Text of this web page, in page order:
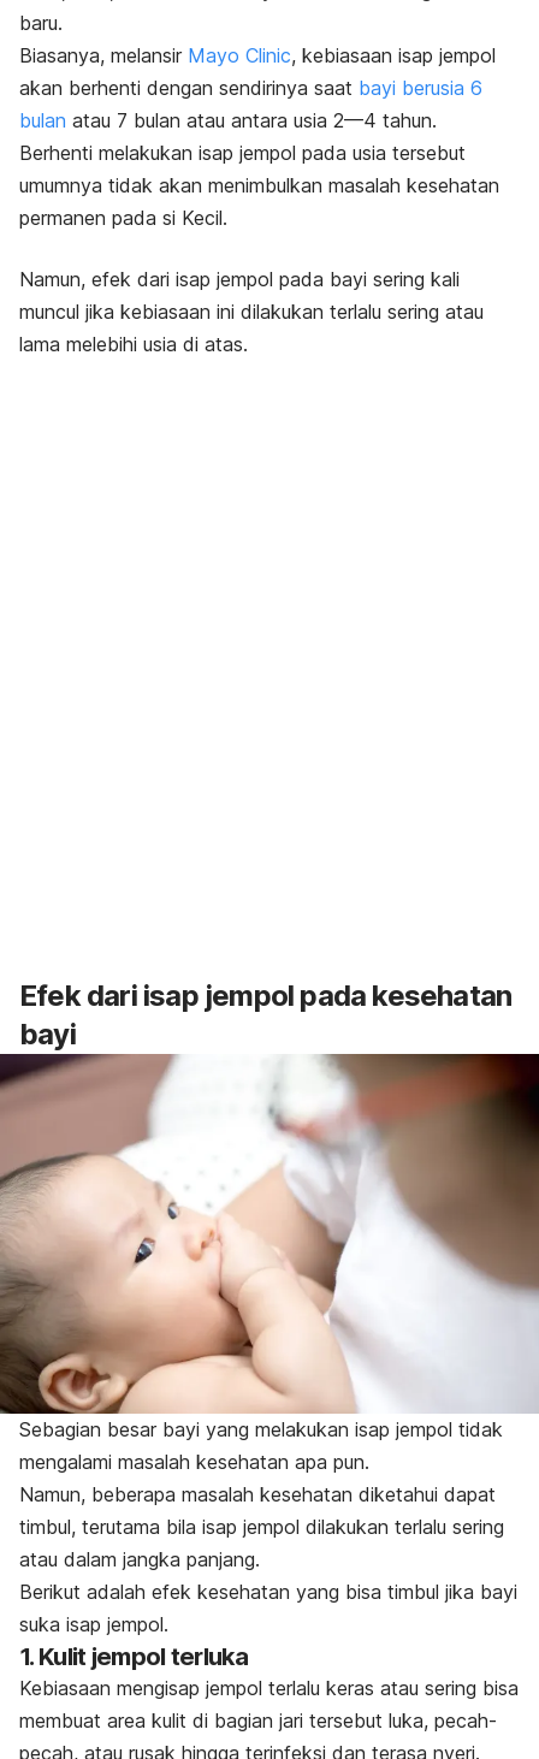
baru.
Biasanya, melansir Mayo Clinic, kebiasaan isap jempol
akan berhenti dengan sendirinya saat bayi berusia 6
bulan atau 7 bulan atau antara usia 2—4 tahun.
Berhenti melakukan isap jempol pada usia tersebut
umumnya tidak akan menimbulkan masalah kesehatan
permanen pada si Kecil.
Namun, efek dari isap jempol pada bayi sering kali
muncul jika kebiasaan ini dilakukan terlalu sering atau
lama melebihi usia di atas.
Efek dari isap jempol pada kesehatan
bayi
Sebagian besar bayi yang melakukan isap jempol tidak
mengalami masalah kesehatan apa pun.
Namun, beberapa masalah kesehatan diketahui dapat
timbul, terutama bila isap jempol dilakukan terlalu sering
atau dalam jangka panjang.
Berikut adalah efek kesehatan yang bisa timbul jika bayi
suka isap jempol.
1. Kulit jempol terluka
Kebiasaan mengisap jempol terlalu keras atau sering bisa
membuat area kulit di bagian jari tersebut luka, pecah-
pecah, atau rusak hingga terinfeksi dan terasa nyeri.